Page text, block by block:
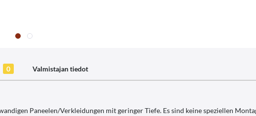
0 Valmistajan tiedot
Paneelen/Verkleidungen mit geringer Tiefe. Es sind keine speziellen